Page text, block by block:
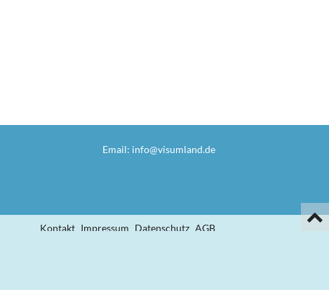
Email: info@visumland.de
Kontakt Impressum Datenschutz AGB
